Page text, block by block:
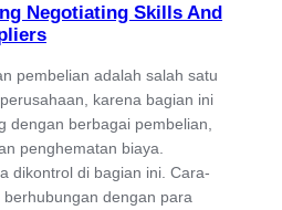
Negotiating Skills And
pembelian adalah salah satu
karena bagian ini
dengan berbagai pembelian,
penghematan biaya.
dikontrol di bagian ini. Cara-
dengan para